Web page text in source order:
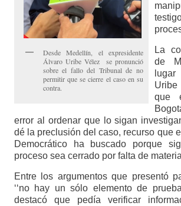
Desde Medellín, el expresidente
Álvaro Uribe Vélez se pronunció
sobre el fallo del Tribunal de no
permitir que se cierre el caso en su
contra.
La
de
que
error al ordenar que lo sigan
dé la preclusión del caso, recurso que
Democrático ha buscado porque
proceso sea cerrado por falta de
Entre los argumentos que presentó
‘‘no hay un sólo elemento de
destacó que pedía verificar